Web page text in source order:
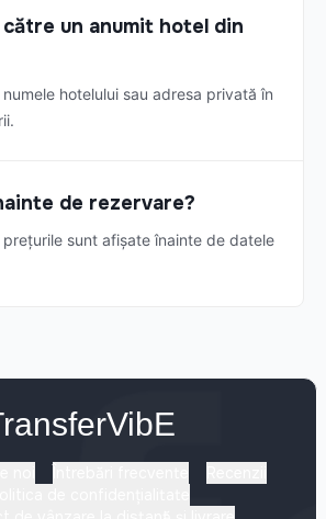
un anumit hotel din
hotelului sau adresa privată în
de rezervare?
prețurile sunt afișate înainte de datele